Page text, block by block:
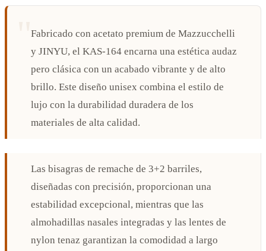
Fabricado con acetato premium de Mazzucchelli
y JINYU, el KAS-164 encarna una estética audaz
pero clásica con un acabado vibrante y de alto
brillo. Este diseño unisex combina el estilo de
lujo con la durabilidad duradera de los
materiales de alta calidad.
Las bisagras de remache de 3+2 barriles,
diseñadas con precisión, proporcionan una
estabilidad excepcional, mientras que las
almohadillas nasales integradas y las lentes de
nylon tenaz garantizan la comodidad a largo